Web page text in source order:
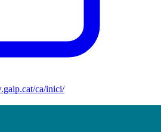
ca/inici/